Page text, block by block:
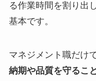
る作業時間を割り出
基本です。
マネジメント職だけ
納期や品質を守るこ